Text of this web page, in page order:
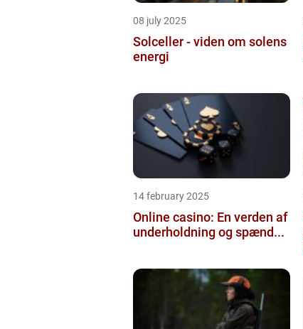
08 july 2025
Solceller - viden om solens
energi
14 february 2025
Online casino: En verden af
underholdning og spænd...